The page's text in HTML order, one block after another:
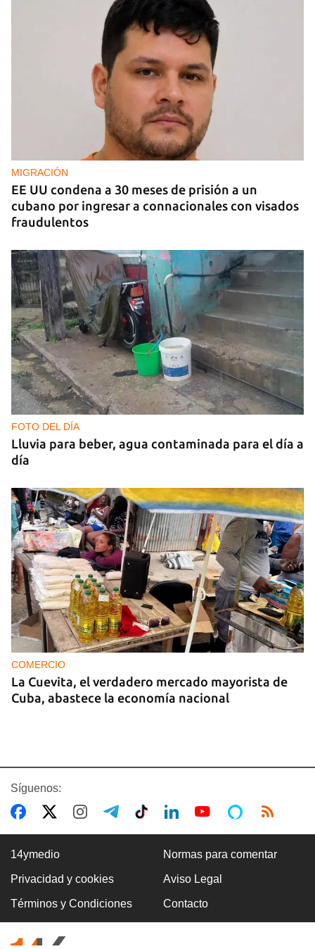
Invitan al primer Encuentros Insularis
MIGRACIÓN
EE UU condena a 30 meses de prisión a un
cubano por ingresar a connacionales con visados
fraudulentos
FOTO DEL DÍA
Lluvia para beber, agua contaminada para el día a
día
COMERCIO
La Cuevita, el verdadero mercado mayorista de
Cuba, abastece la economía nacional
EE UU duplica sus ventas de combustible al
Síguenos:
14ymedio Normas para comentar
Privacidad y cookies Aviso Legal
Términos y Condiciones Contacto